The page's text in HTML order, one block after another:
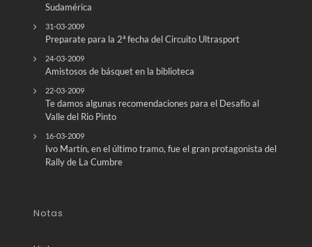
Sudamérica
31-03-2009
Preparate para la 2ª fecha del Circuito Ultrasport
24-03-2009
Amistosos de básquet en la biblioteca
22-03-2009
Te damos algunas recomendaciones para el Desafío al
Valle del Rio Pinto
16-03-2009
Ivo Martín, en el último tramo, fue el gran protagonista del
Rally de La Cumbre
Notas